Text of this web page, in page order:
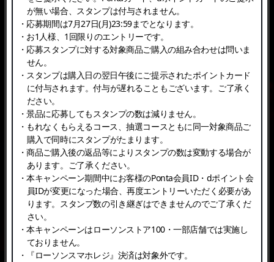
が無い場合、スタンプは付与されません。
・応募期間は7月27日(月)23:59までとなります。
・お1人様、1回限りのエントリーです。
・応募スタンプに対する対象商品ご購入の組み合わせは問いま
せん。
・スタンプは購入日の翌日午後にご提示されたポイントカード
に付与されます。付与が遅れることもございます。ご了承く
ださい。
・景品に応募してもスタンプの数は減りません。
・もれなくもらえるコース、抽選コースともに同一対象商品ご
購入で同時にスタンプがたまります。
・商品ご購入後の返品等によりスタンプの数は変動する場合が
あります。ご了承ください。
・本キャンペーン期間中にお客様のPonta会員ID・dポイント会
員IDが変更になった場合、再度エントリーいただく必要があ
ります。スタンプ数の引き継ぎはできませんのでご了承くだ
さい。
・本キャンペーンはローソンストア100・一部店舗では実施し
ておりません。
・『ローソンスマホレジ』決済は対象外です。